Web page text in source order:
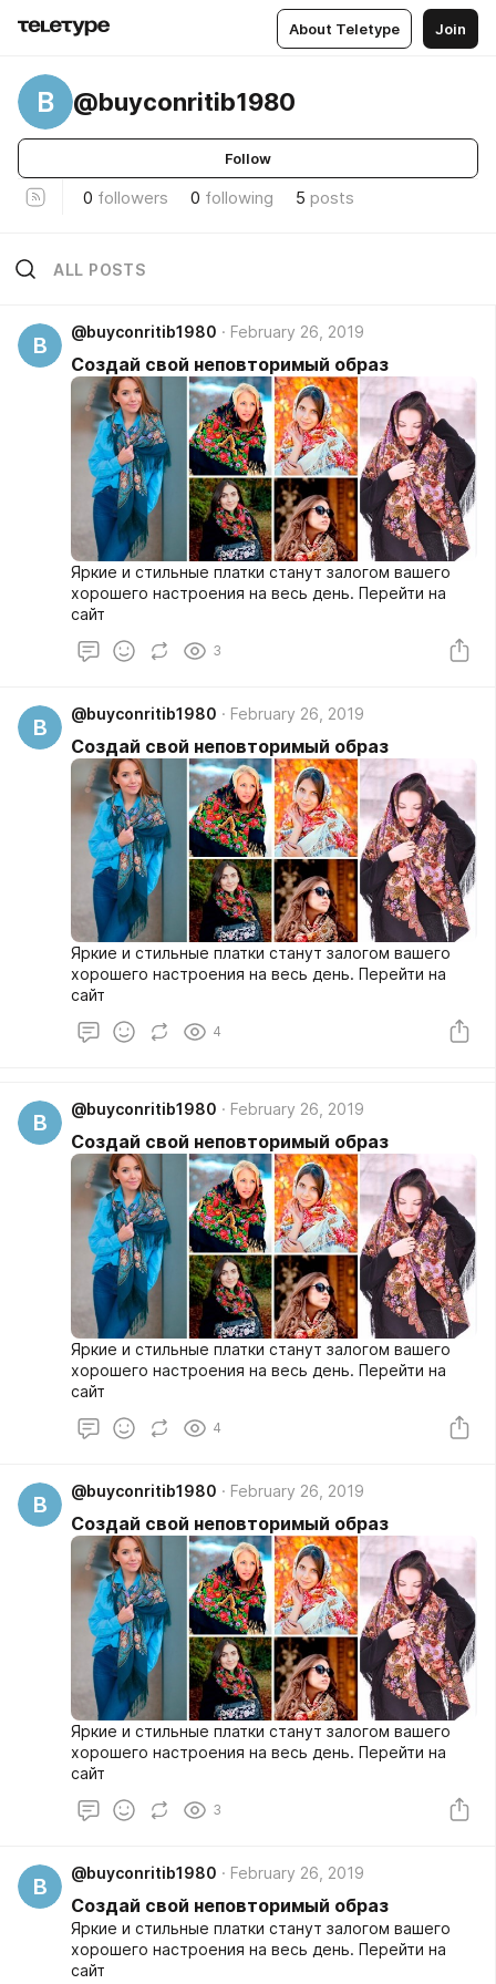
About Teletype Join
B @buyconritib1980
Follow
0 followers 0 following 5 posts
ALL POSTS
B
@buyconritib1980 February 26, 2019
Создай свой неповторимый образ
Яркие и стильные платки станут залогом вашего
хорошего настроения на весь день. Перейти на
сайт
3
B
@buyconritib1980 February 26, 2019
Создай свой неповторимый образ
Яркие и стильные платки станут залогом вашего
хорошего настроения на весь день. Перейти на
сайт
4
B
@buyconritib1980 February 26, 2019
Создай свой неповторимый образ
Яркие и стильные платки станут залогом вашего
хорошего настроения на весь день. Перейти на
сайт
4
B
@buyconritib1980 February 26, 2019
Создай свой неповторимый образ
Яркие и стильные платки станут залогом вашего
хорошего настроения на весь день. Перейти на
сайт
3
B
@buyconritib1980 February 26, 2019
Создай свой неповторимый образ
Яркие и стильные платки станут залогом вашего
хорошего настроения на весь день. Перейти на
сайт